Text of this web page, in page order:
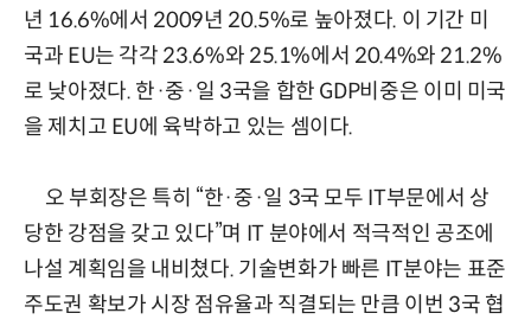
년 16.6%에서 2009년 20.5%로 높아졌다. 이 기간 미
국과 EU는 각각 23.6%와 25.1%에서 20.4%와 21.2%
로 낮아졌다. 한·중·일 3국을 합한 GDP비중은 이미 미국
을 제치고 EU에 육박하고 있는 셈이다.
오 부회장은 특히 “한·중·일 3국 모두 IT부문에서 상
당한 강점을 갖고 있다”며 IT 분야에서 적극적인 공조에
나설 계획임을 내비쳤다. 기술변화가 빠른 IT분야는 표준
주도권 확보가 시장 점유율과 직결되는 만큼 이번 3국 협